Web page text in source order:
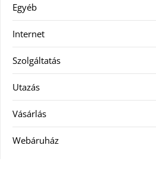
Egyéb
Internet
Szolgáltatás
Utazás
Vásárlás
Webáruház